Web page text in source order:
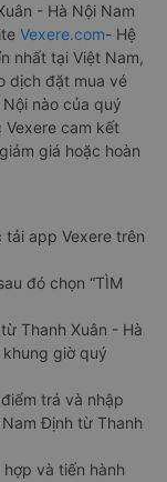
- Hà Nội Nam
Vexere.com- Hệ
nhất tại Việt Nam,
dịch đặt mua vé
nào của quý
Vexere cam kết
giá hoặc hoàn
tải app Vexere trên
đó chọn “TÌM
Thanh Xuân - Hà
giờ quý
trả và nhập
Định từ Thanh
và tiến hành